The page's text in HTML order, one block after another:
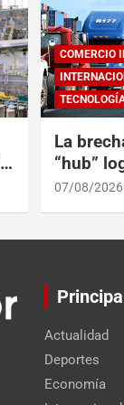
COMERCIO
La
“hub”
07/08/2026
Actualidad
Deportes
Economía